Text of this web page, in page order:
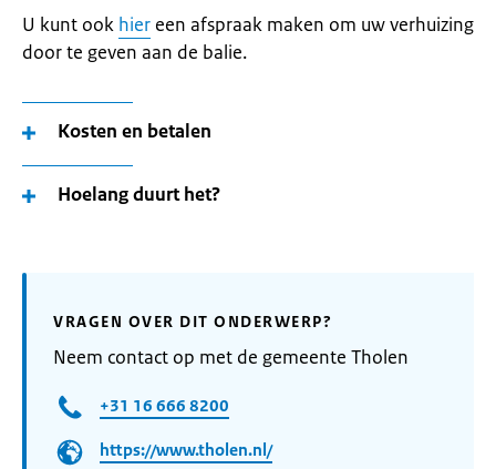
U kunt ook hier een afspraak maken om uw verhuizing
door te geven aan de balie.
Kosten en betalen
Hoelang duurt het?
VRAGEN OVER DIT ONDERWERP?
Neem contact op met de gemeente Tholen
+31 16 666 8200
https://www.tholen.nl/